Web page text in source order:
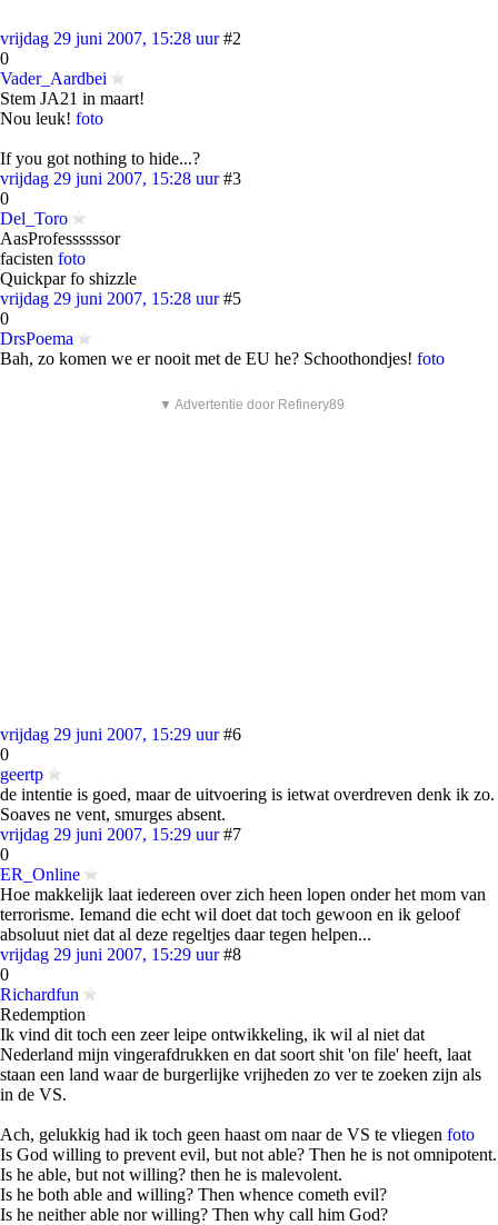
vrijdag 29 juni 2007, 15:28 uur #2
0
Vader_Aardbei
Stem JA21 in maart!
Nou leuk! foto
If you got nothing to hide...?
vrijdag 29 juni 2007, 15:28 uur #3
0
Del_Toro
AasProfessssssor
facisten foto
Quickpar fo shizzle
vrijdag 29 juni 2007, 15:28 uur #5
0
DrsPoema
Bah, zo komen we er nooit met de EU he? Schoothondjes! foto
▼ Advertentie door Refinery89
vrijdag 29 juni 2007, 15:29 uur #6
0
geertp
de intentie is goed, maar de uitvoering is ietwat overdreven denk ik zo.
Soaves ne vent, smurges absent.
vrijdag 29 juni 2007, 15:29 uur #7
0
ER_Online
Hoe makkelijk laat iedereen over zich heen lopen onder het mom van
terrorisme. Iemand die echt wil doet dat toch gewoon en ik geloof
absoluut niet dat al deze regeltjes daar tegen helpen...
vrijdag 29 juni 2007, 15:29 uur #8
0
Richardfun
Redemption
Ik vind dit toch een zeer leipe ontwikkeling, ik wil al niet dat
Nederland mijn vingerafdrukken en dat soort shit 'on file' heeft, laat
staan een land waar de burgerlijke vrijheden zo ver te zoeken zijn als
in de VS.
Ach, gelukkig had ik toch geen haast om naar de VS te vliegen foto
Is God willing to prevent evil, but not able? Then he is not omnipotent.
Is he able, but not willing? then he is malevolent.
Is he both able and willing? Then whence cometh evil?
Is he neither able nor willing? Then why call him God?